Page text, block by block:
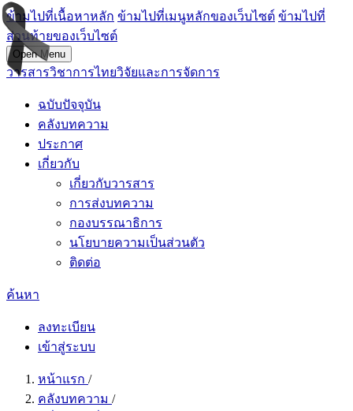
ข้ามไปที่เนื้อหาหลัก ข้ามไปที่เมนูหลักของเว็บไซต์ ข้ามไปที่
ส่วนท้ายของเว็บไซต์
Open Menu
วารสารวิชาการไทยวิจัยและการจัดการ
ฉบับปัจจุบัน
คลังบทความ
ประกาศ
เกี่ยวกับ
เกี่ยวกับวารสาร
การส่งบทความ
กองบรรณาธิการ
นโยบายความเป็นส่วนตัว
ติดต่อ
ค้นหา
ลงทะเบียน
เข้าสู่ระบบ
หน้าแรก /
คลังบทความ /